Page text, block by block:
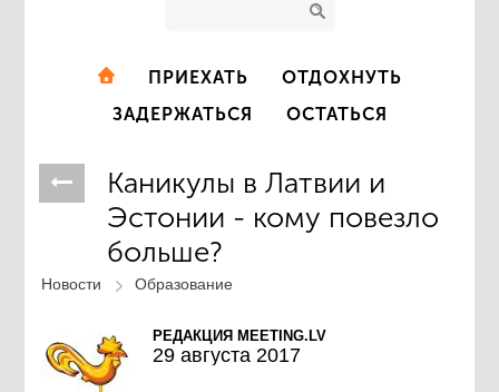
ПРИЕХАТЬ
ОТДОХНУТЬ
ЗАДЕРЖАТЬСЯ
ОСТАТЬСЯ
Каникулы в Латвии и
Эстонии - кому повезло
больше?
Новости Образование
РЕДАКЦИЯ MEETING.LV
29 августа 2017